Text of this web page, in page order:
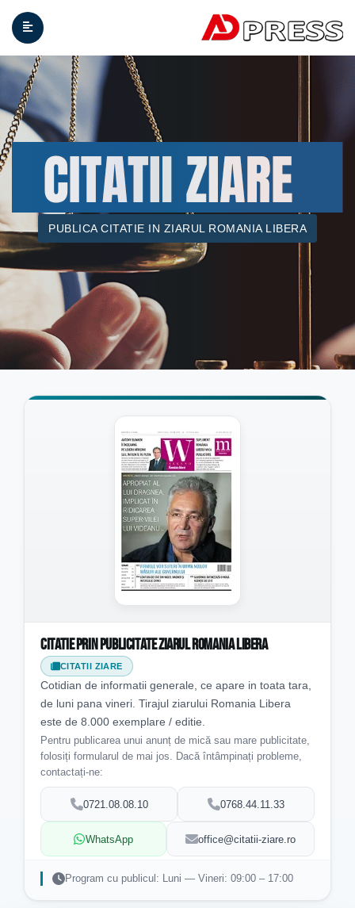
PUBLICA CITATIE IN ZIARUL ROMANIA LIBERA
Citatie prin publicitate ziarul Romania Libera
CITATII ZIARE
Cotidian de informatii generale, ce apare in toata tara,
de luni pana vineri. Tirajul ziarului Romania Libera
este de 8.000 exemplare / editie.
Pentru publicarea unui anunț de mică sau mare publicitate,
folosiți formularul de mai jos. Dacă întâmpinați probleme,
contactați-ne:
0721.08.08.10 0768.44.11.33
WhatsApp office@citatii-ziare.ro
Program cu publicul: Luni — Vineri: 09:00 – 17:00